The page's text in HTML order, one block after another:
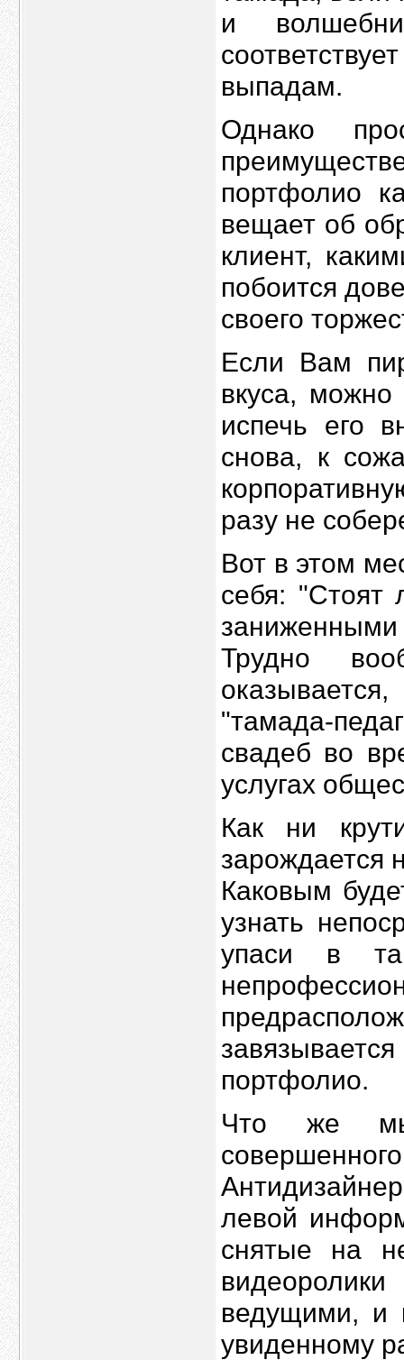
и
выпадам.
Однако
портфолио
вещает об
клиент,
побоится
своего
Если Вам
вкуса, можно
испечь его
снова, к
разу не
Вот в этом
себя: "Стоят
заниженными
Трудно
"тамада-
свадеб во
услугах
Как ни
зарождается
Каковым
узнать
упаси в
портфолио.
Что же мы
левой
снятые на
ведущими, и
увиденному